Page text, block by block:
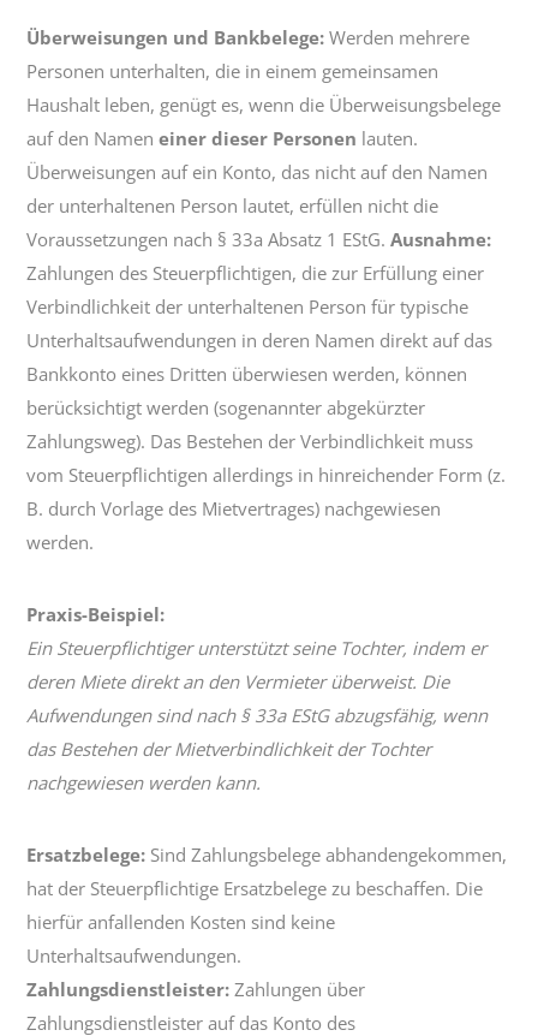
Überweisungen und Bankbelege: Werden mehrere
Personen unterhalten, die in einem gemeinsamen
Haushalt leben, genügt es, wenn die Überweisungsbelege
auf den Nameneiner dieser Personen lauten.
Überweisungen auf ein Konto, das nicht auf den Namen
der unterhaltenen Person lautet, erfüllen nicht die
Voraussetzungen nach § 33a Absatz 1 EStG.Ausnahme:
Zahlungen des Steuerpflichtigen, die zur Erfüllung einer
Verbindlichkeit der unterhaltenen Person für typische
Unterhaltsaufwendungen in deren Namen direkt auf das
Bankkonto eines Dritten überwiesen werden, können
berücksichtigt werden (sogenannter abgekürzter
Zahlungsweg). Das Bestehen der Verbindlichkeit muss
vom Steuerpflichtigen allerdings in hinreichender Form (z.
B. durch Vorlage des Mietvertrages) nachgewiesen
werden.
Praxis-Beispiel:
Ein Steuerpflichtiger unterstützt seine Tochter, indem er
deren Miete direkt an den Vermieter überweist. Die
Aufwendungen sind nach § 33a EStG abzugsfähig, wenn
das Bestehen der Mietverbindlichkeit der Tochter
nachgewiesen werden kann.
Ersatzbelege: Sind Zahlungsbelege abhandengekommen,
hat der Steuerpflichtige Ersatzbelege zu beschaffen. Die
hierfür anfallenden Kosten sind keine
Unterhaltsaufwendungen.
Zahlungsdienstleister: Zahlungen über
Zahlungsdienstleister auf das Konto des